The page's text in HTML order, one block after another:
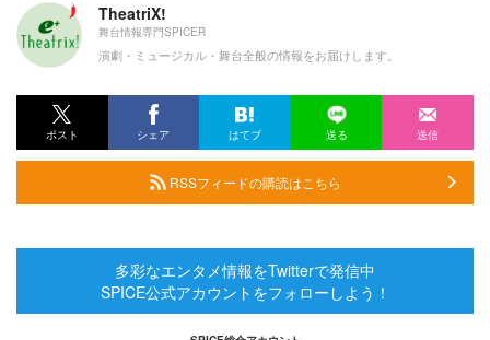
TheatriX!
舞台情報専門SPICER
演劇・ミュージカル・舞台全般の情報をお届けします。
ポスト シェア はてブ 送る 送信
RSSフィードの購読はこちら
多彩なエンタメ情報をTwitterで発信中
SPICE公式アカウントをフォローしよう！